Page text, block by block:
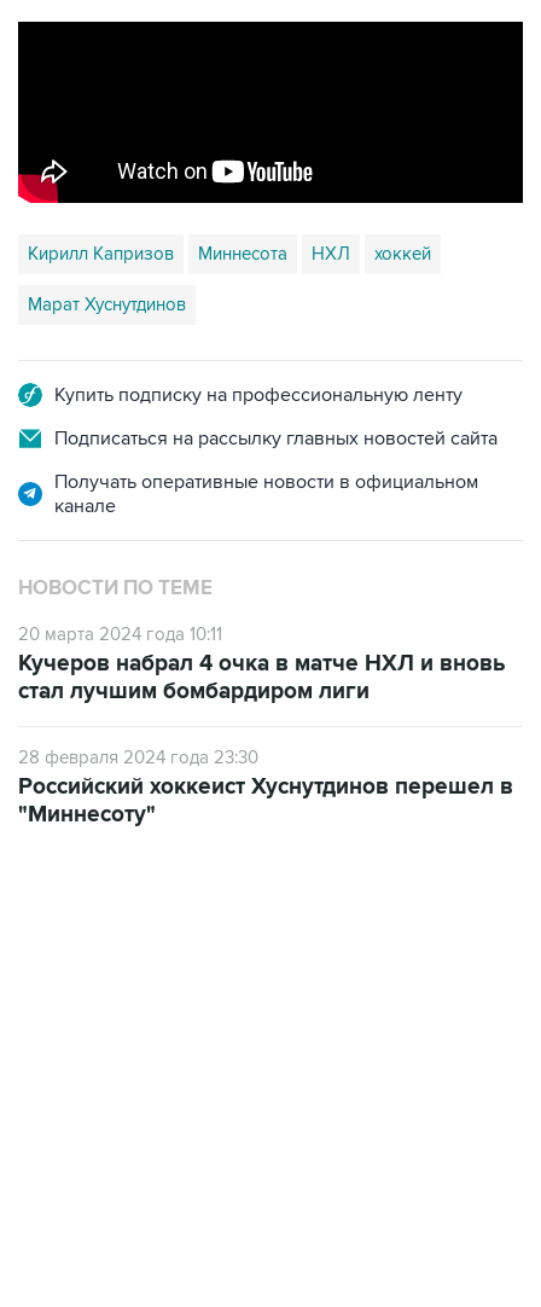
Кирилл Капризов Миннесота НХЛ хоккей
Марат Хуснутдинов
Купить подписку на профессиональную ленту
Подписаться на рассылку главных новостей сайта
Получать оперативные новости в официальном
канале
НОВОСТИ ПО ТЕМЕ
20 марта 2024 года 10:11
Кучеров набрал 4 очка в матче НХЛ и вновь
стал лучшим бомбардиром лиги
28 февраля 2024 года 23:30
Российский хоккеист Хуснутдинов перешел в
"Миннесоту"